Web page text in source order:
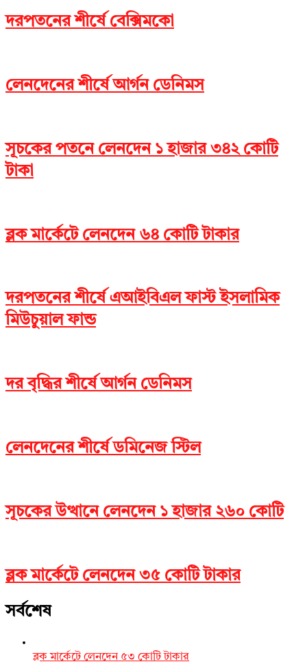
দরপতনের শীর্ষে বেক্সিমকো
লেনদেনের শীর্ষে আর্গন ডেনিমস
সূচকের পতনে লেনদেন ১ হাজার ৩৪২ কোটি
টাকা
ব্লক মার্কেটে লেনদেন ৬৪ কোটি টাকার
দরপতনের শীর্ষে এআইবিএল ফাস্ট ইসলামিক
মিউচুয়াল ফান্ড
দর বৃদ্ধির শীর্ষে আর্গন ডেনিমস
লেনদেনের শীর্ষে ডমিনেজ স্টিল
সূচকের উত্থানে লেনদেন ১ হাজার ২৬০ কোটি
ব্লক মার্কেটে লেনদেন ৩৫ কোটি টাকার
সর্বশেষ
ব্লক মার্কেটে লেনদেন ৫৩ কোটি টাকার